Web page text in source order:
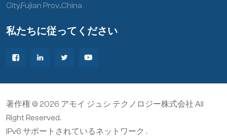
City,Fujian Prov.,China
私たちに従ってください
著作権 © 2026 アモイ ジュシ テクノロジー株式会社 All
Right Reserved.
IPv6 サポートされているネットワーク .